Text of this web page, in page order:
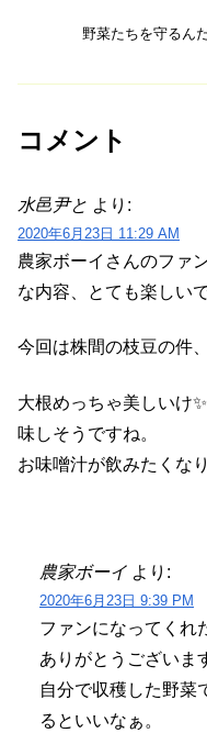
野菜たちを守るん
コメント
水邑尹と より:
2020年6月23日 11:29 AM
農家ボーイさんのファ
な内容、とても楽しいで
今回は株間の枝豆の件
大根めっちゃ美しいけ
味しそうですね。
お味噌汁が飲みたくな
農家ボーイ より:
2020年6月23日 9:39 PM
ファンになってくれ
ありがとうございま
自分で収穫した野菜
るといいなぁ。